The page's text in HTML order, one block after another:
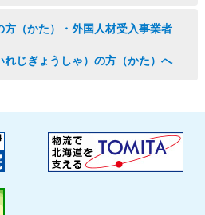
（かた）・外国人材受入事業者
れじぎょうしゃ）の方（かた）へ